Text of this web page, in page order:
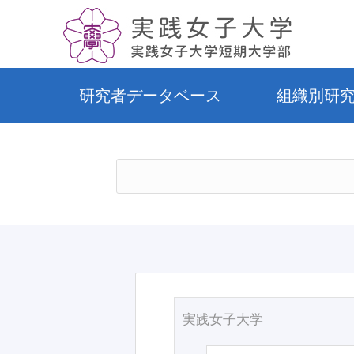
研究者データベース 組織別研
実践女子大学